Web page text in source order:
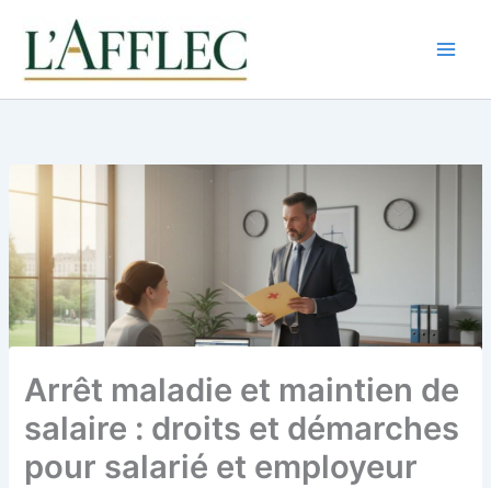
contenu
Arrêt maladie et maintien de
salaire : droits et démarches
pour salarié et employeur